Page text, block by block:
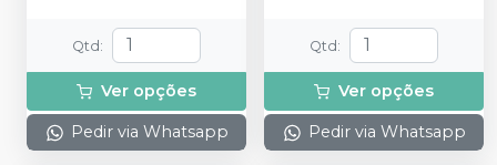
Qtd:
Ver opções
Pedir via Whatsapp
Qtd:
Ver opções
Pedir via Whatsapp